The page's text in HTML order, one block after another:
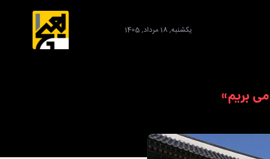
یکشنبه, 18 مرداد, 1405
بریم»